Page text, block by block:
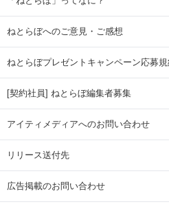
ねとらぼへのご意見・ご感想
ねとらぼプレゼントキャンペーン応募規
[契約社員] ねとらぼ編集者募集
アイティメディアへのお問い合わせ
リリース送付先
広告掲載のお問い合わせ